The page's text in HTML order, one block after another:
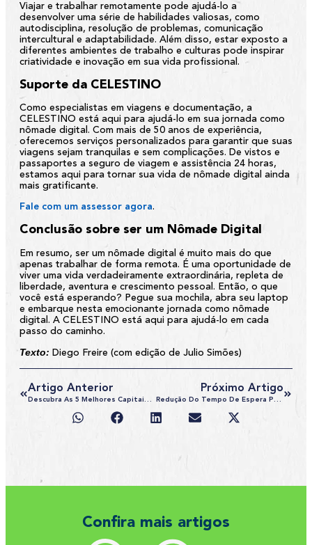
Viajar e trabalhar remotamente pode ajudá-lo a
desenvolver uma série de habilidades valiosas, como
autodisciplina, resolução de problemas, comunicação
intercultural e adaptabilidade. Além disso, estar exposto a
diferentes ambientes de trabalho e culturas pode inspirar
criatividade e inovação em sua vida profissional.
Suporte da CELESTINO
Como especialistas em viagens e documentação, a
CELESTINO está aqui para ajudá-lo em sua jornada como
nômade digital. Com mais de 50 anos de experiência,
oferecemos serviços personalizados para garantir que suas
viagens sejam tranquilas e sem complicações. De vistos e
passaportes a seguro de viagem e assistência 24 horas,
estamos aqui para tornar sua vida de nômade digital ainda
mais gratificante.
Fale com um assessor agora.
Conclusão sobre ser um Nômade Digital
Em resumo, ser um nômade digital é muito mais do que
apenas trabalhar de forma remota. É uma oportunidade de
viver uma vida verdadeiramente extraordinária, repleta de
liberdade, aventura e crescimento pessoal. Então, o que
você está esperando? Pegue sua mochila, abra seu laptop
e embarque nesta emocionante jornada como nômade
digital. A CELESTINO está aqui para ajudá-lo em cada
passo do caminho.
Texto: Diego Freire (com edição de Julio Simões)
Artigo Anterior
Descubra As 5 Melhores Capitais Da Europa Para Visitar Em 2024
Próximo Artigo
Redução Do Tempo De Espera Para O Visto Americano: Uma Ótima Notícia!
Confira mais artigos